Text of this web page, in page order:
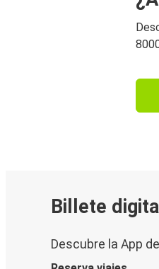
Billete
Descubre la App